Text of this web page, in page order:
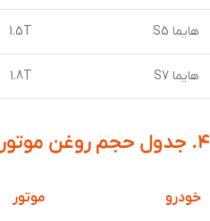
هایما S5 1.5T
هایما S7 1.8T
۴. جدول حجم روغن موتور خودروهای سایپا
خودرو موتور